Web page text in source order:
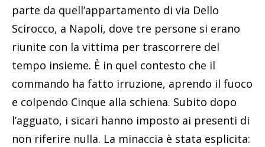
parte da quell’appartamento di via Dello
Scirocco, a Napoli, dove tre persone si erano
riunite con la vittima per trascorrere del
tempo insieme. È in quel contesto che il
commando ha fatto irruzione, aprendo il fuoco
e colpendo Cinque alla schiena. Subito dopo
l’agguato, i sicari hanno imposto ai presenti di
non riferire nulla. La minaccia è stata esplicita: